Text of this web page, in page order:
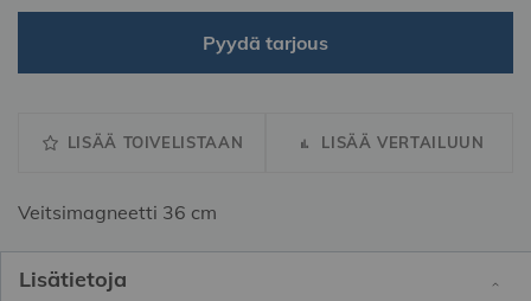
Pyydä tarjous
LISÄÄ TOIVELISTAAN LISÄÄ VERTAILUUN
Veitsimagneetti 36 cm
Lisätietoja